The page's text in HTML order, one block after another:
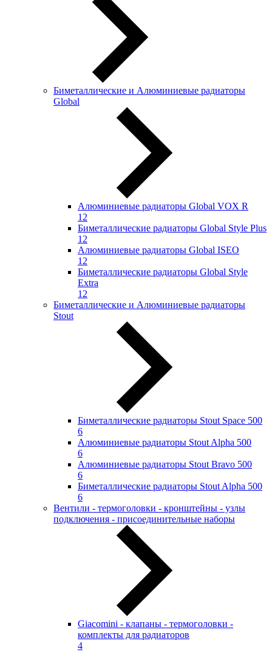
Биметаллические и Алюминиевые радиаторы
Global
Алюминиевые радиаторы Global VOX R
12
Биметаллические радиаторы Global Style Plus
12
Алюминиевые радиаторы Global ISEO
12
Биметаллические радиаторы Global Style
Extra
12
Биметаллические и Алюминиевые радиаторы
Stout
Биметаллические радиаторы Stout Space 500
6
Алюминиевые радиаторы Stout Alpha 500
6
Алюминиевые радиаторы Stout Bravo 500
6
Биметаллические радиаторы Stout Alpha 500
6
Вентили - термоголовки - кронштейны - узлы
подключения - присоединительные наборы
Giacomini - клапаны - термоголовки -
комплекты для радиаторов
4